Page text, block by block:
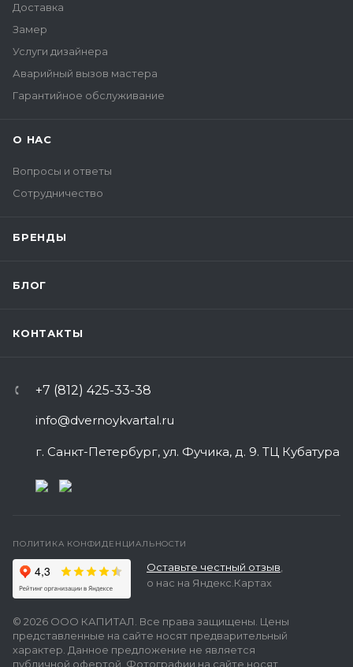
Доставка
Замер
Услуги дизайнера
Аварийный вызов мастера
Гарантийное обслуживание
О НАС
Вопросы и ответы
Сотрудничество
БРЕНДЫ
БЛОГ
КОНТАКТЫ
+7 (812) 425-33-38
info@dvernoykvartal.ru
г. Санкт-Петербург, ул. Фучика, д. 9. ТЦ Кубатура
ПОЛИТИКА КОНФИДЕНЦИАЛЬНОСТИ
Оставьте честный отзыв,
о нас на Яндекс.Картах
© 2026 ООО КАПИТАЛ. Все права защищены. Цены
представленные на сайте носят предварительный
характер. Данное предложение не является
публичной офертой. Фотографии на сайте носят